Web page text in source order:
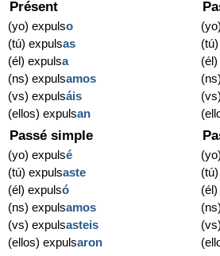
Présent
(yo) expulso
(tú) expulsas
(él) expulsa
(ns) expulsamos
(vs) expulsáis
(ellos) expulsan
Passé simple
(yo) expulsé
(tú) expulsaste
(él) expulsó
(ns) expulsamos
(vs) expulsasteis
(ellos) expulsaron